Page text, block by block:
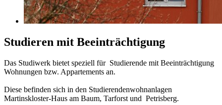
Studieren mit Beeinträchtigung
Das Studiwerk bietet speziell für Studierende mit Beeinträchtigung
Wohnungen bzw. Appartements an.
Diese befinden sich in den Studierendenwohnanlagen
Martinskloster-Haus am Baum, Tarforst und Petrisberg.